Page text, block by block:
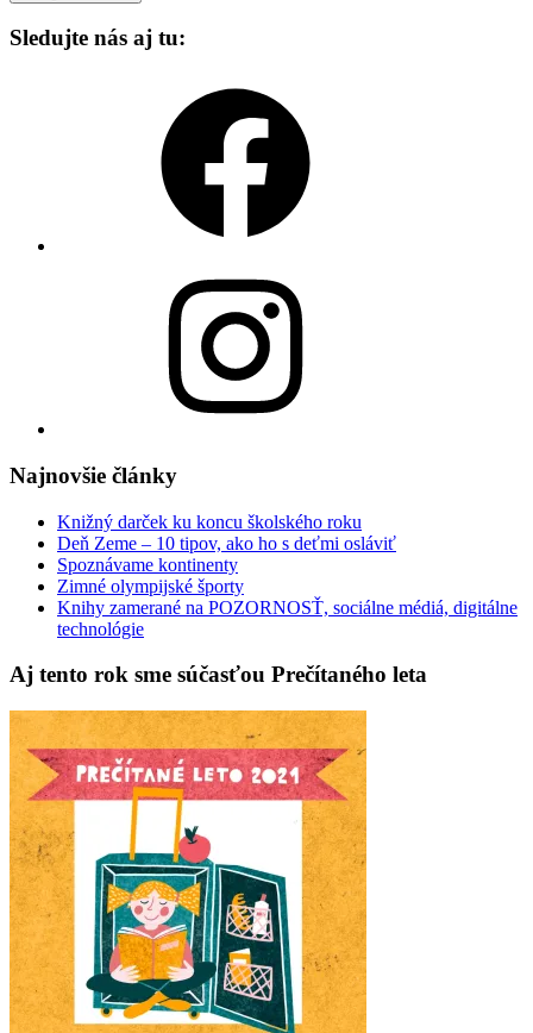
Sledujte nás aj tu:
Najnovšie články
Knižný darček ku koncu školského roku
Deň Zeme – 10 tipov, ako ho s deťmi osláviť
Spoznávame kontinenty
Zimné olympijské športy
Knihy zamerané na POZORNOSŤ, sociálne médiá, digitálne
technológie
Aj tento rok sme súčasťou Prečítaného leta